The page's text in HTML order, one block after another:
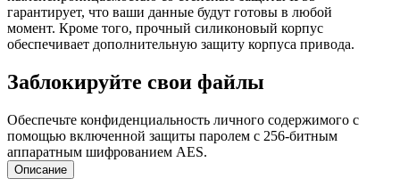
гарантирует, что ваши данные будут готовы в любой
момент. Кроме того, прочный силиконовый корпус
обеспечивает дополнительную защиту корпуса привода.
Заблокируйте свои файлы
Обеспечьте конфиденциальность личного содержимого с
помощью включенной защиты паролем с 256-битным
аппаратным шифрованием AES.
Описание